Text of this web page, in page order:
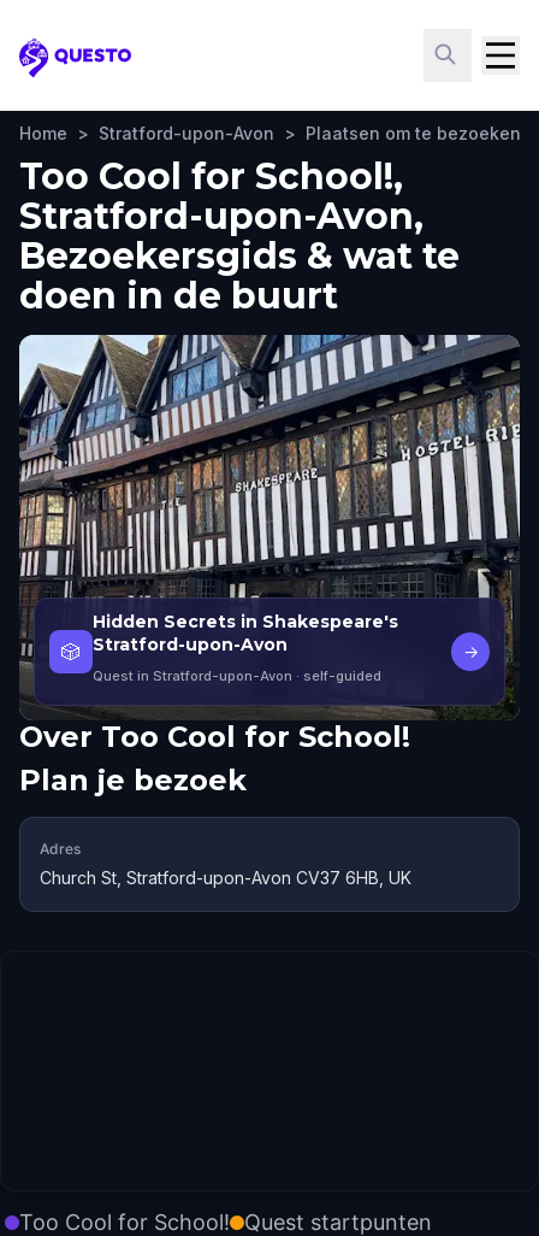
Questo
Home > Stratford-upon-Avon > Plaatsen om te bezoeken
Too Cool for School!,
Stratford-upon-Avon,
Bezoekersgids & wat te
doen in de buurt
🎲
Hidden Secrets in Shakespeare's
Stratford-upon-Avon
Quest in Stratford-upon-Avon · self-guided
→
Over Too Cool for School!
Plan je bezoek
Adres
Church St, Stratford-upon-Avon CV37 6HB, UK
Too Cool for School! Quest startpunten